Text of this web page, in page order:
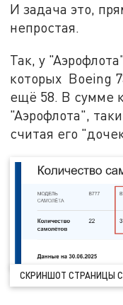
И задача это,
непростая.
Так, у
которых Boeing
ещё 58. В сумме
"Аэрофлота",
считая его
СКРИНШОТ СТРАНИЦЫ